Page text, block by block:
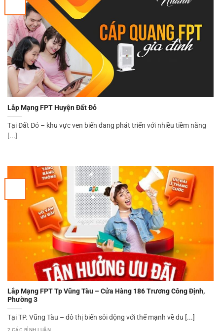
Lắp Mạng FPT Huyện Đất Đỏ
Tại Đất Đỏ – khu vực ven biển đang phát triển với nhiều tiềm năng
[...]
Lắp Mạng FPT Tp Vũng Tàu – Cửa Hàng 186 Trương Công Định,
Phường 3
Tại TP. Vũng Tàu – đô thị biển sôi động với thế mạnh về du [...]
2 CÁC BÌNH LUẬN